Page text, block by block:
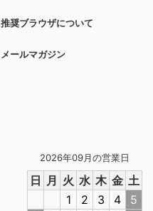
2026年09月の営業日
日 月 火 水 木 金 土
1
2 3 4
5
推奨ブラウザについて
メールマガジン